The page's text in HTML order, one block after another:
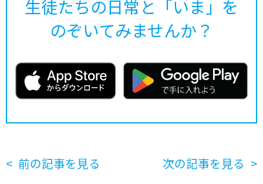
生徒たちの日常と「いま」を
のぞいてみませんか？
前の記事を見る 次の記事を見る